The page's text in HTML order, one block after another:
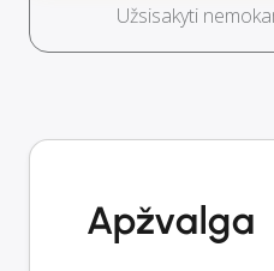
Užsisakyti
Apžvalga